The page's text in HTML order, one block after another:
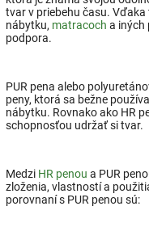
tvar v priebehu času.
nábytku, matracoch a iných
podpora.
PUR pena alebo
peny, ktorá sa bežne
nábytku. Rovnako ako HR
schopnosťou udržať si tvar.
Medzi HR penou a PUR
zloženia, vlastností a
porovnaní s PUR penou sú: